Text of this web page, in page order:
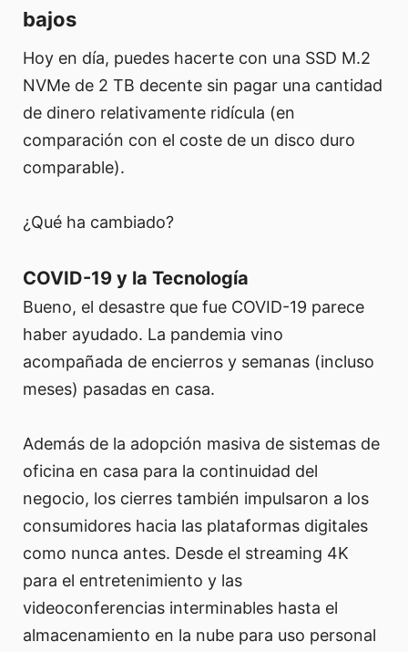
bajos
Hoy en día, puedes hacerte con una SSD M.2
NVMe de 2 TB decente sin pagar una cantidad
de dinero relativamente ridícula (en
comparación con el coste de un disco duro
comparable).
¿Qué ha cambiado?
COVID-19 y la Tecnología
Bueno, el desastre que fue COVID-19 parece
haber ayudado. La pandemia vino
acompañada de encierros y semanas (incluso
meses) pasadas en casa.
Además de la adopción masiva de sistemas de
oficina en casa para la continuidad del
negocio, los cierres también impulsaron a los
consumidores hacia las plataformas digitales
como nunca antes. Desde el streaming 4K
para el entretenimiento y las
videoconferencias interminables hasta el
almacenamiento en la nube para uso personal